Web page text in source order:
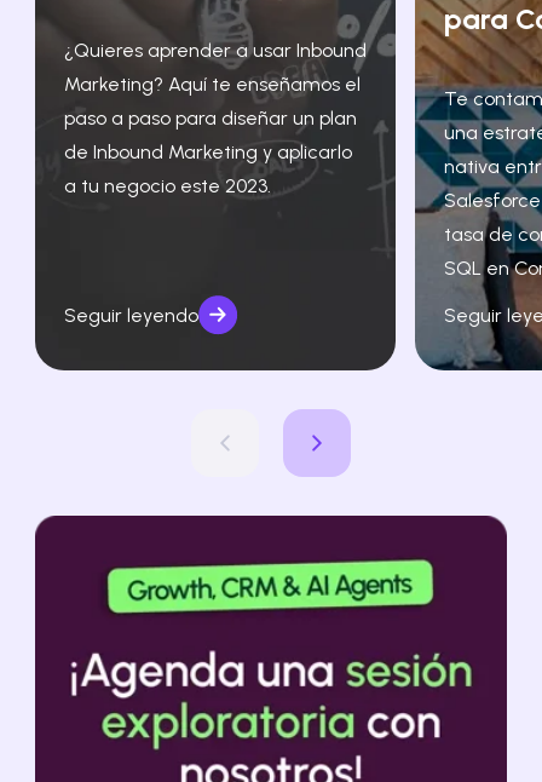
¿Quieres aprender a usar Inbound
Marketing? Aquí te enseñamos el
paso a paso para diseñar un plan
de Inbound Marketing y aplicarlo
a tu negocio este 2023.
Seguir leyendo
para
Te
una
nativa
tasa de
SQL en
Seguir